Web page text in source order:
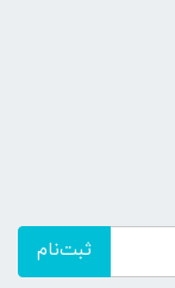
ثبت‌نام